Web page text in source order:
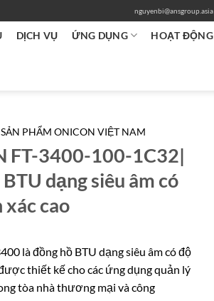
nguyenbi@ansgroup.asia
DỊCH VỤ ỨNG DỤNG HOẠT ĐỘNG
SẢN PHẨM ONICON VIỆT NAM
FT-3400-100-1C32|
dạng siêu âm có
cao
là đồng hồ BTU dạng siêu âm có độ
thiết kế cho các ứng dụng quản lý
tòa nhà thương mại và công